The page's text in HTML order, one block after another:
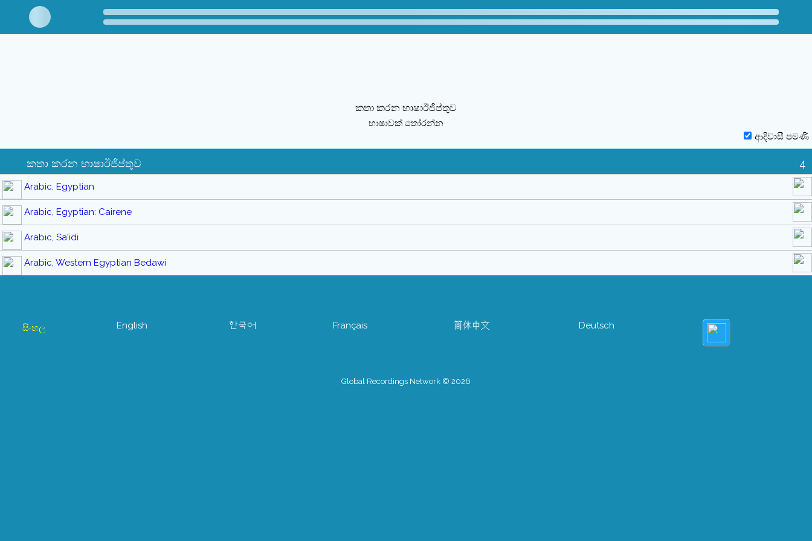
කතා කරන භාෂාඊජිප්තුව
භාෂාවක් තෝරන්න
ආදිවාසී පමණි
කතා කරන භාෂාඊජිප්තුව 4
Arabic, Egyptian
Arabic, Egyptian: Cairene
Arabic, Sa'idi
Arabic, Western Egyptian Bedawi
සිංහල English 한국어 Français 简体中文 Deutsch
Global Recordings Network © 2026